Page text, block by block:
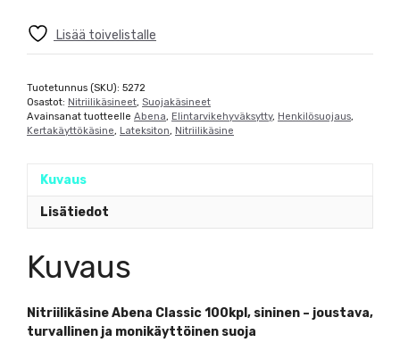
Lisää toivelistalle
Tuotetunnus (SKU): 5272
Osastot: Nitriilikäsineet, Suojakäsineet
Avainsanat tuotteelle Abena, Elintarvikehyväksytty, Henkilösuojaus,
Kertakäyttökäsine, Lateksiton, Nitriilikäsine
Kuvaus
Lisätiedot
Kuvaus
Nitriilikäsine Abena Classic 100kpl, sininen – joustava,
turvallinen ja monikäyttöinen suoja